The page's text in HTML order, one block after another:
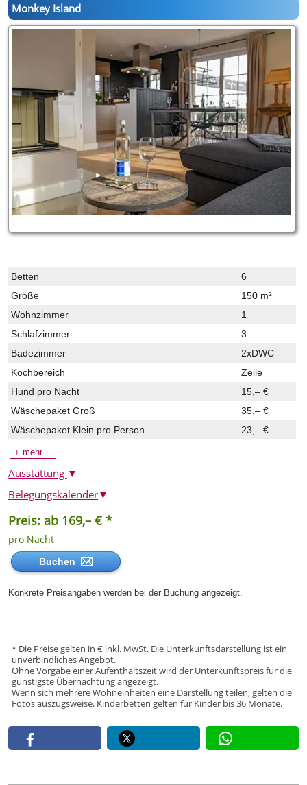
Monkey Island
Betten
6
Größe
150 m²
Wohnzimmer
1
Schlafzimmer
3
Badezimmer
2xDWC
Kochbereich
Zeile
Hund pro Nacht
15,– €
Wäschepaket Groß
35,– €
Wäschepaket Klein pro Person 23,– €
+ mehr…
Ausstattung ▼
Preis: ab 169,– € *
pro Nacht
Buchen
Konkrete Preisangaben werden bei der Buchung angezeigt.
Belegungskalender▼
* Die Preise gelten in € inkl. MwSt. Die Unterkunftsdarstellung ist ein
unverbindliches Angebot.
Ohne Vorgabe einer Aufenthaltszeit wird der Unterkunftspreis für die
günstigste Übernachtung angezeigt.
Wenn sich mehrere Wohneinheiten eine Darstellung teilen, gelten die
Fotos auszugsweise. Kinderbetten gelten für Kinder bis 36 Monate.